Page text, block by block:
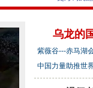
乌龙的
紫薇谷---赤马湖
中国力量助推世
文)